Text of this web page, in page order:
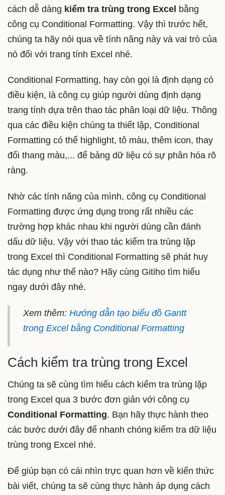
cách dễ dàng kiểm tra trùng trong Excel bằng
công cụ Conditional Formatting. Vậy thì trước hết,
chúng ta hãy nói qua về tính năng này và vai trò của
nó đối với trang tính Excel nhé.
Conditional Formatting, hay còn gọi là định dạng có
điều kiện, là công cụ giúp người dùng định dạng
trang tính dựa trên thao tác phân loại dữ liệu. Thông
qua các điều kiện chúng ta thiết lập, Conditional
Formatting có thể highlight, tô màu, thêm icon, thay
đổi thang màu,... để bảng dữ liệu có sự phân hóa rõ
ràng.
Nhờ các tính năng của mình, công cụ Conditional
Formatting được ứng dụng trong rất nhiều các
trường hợp khác nhau khi người dùng cần đánh
dấu dữ liệu. Vậy với thao tác kiểm tra trùng lặp
trong Excel thì Conditional Formatting sẽ phát huy
tác dụng như thế nào? Hãy cùng Gitiho tìm hiểu
ngay dưới đây nhé.
Xem thêm: Hướng dẫn tạo biểu đồ Gantt
trong Excel bằng Conditional Formatting
Cách kiểm tra trùng trong Excel
Chúng ta sẽ cùng tìm hiểu cách kiểm tra trùng lặp
trong Excel qua 3 bước đơn giản với công cụ
Conditional Formatting. Bạn hãy thực hành theo
các bước dưới đây để nhanh chóng kiểm tra dữ liệu
trùng trong Excel nhé.
Để giúp bạn có cái nhìn trực quan hơn về kiến thức
bài viết, chúng ta sẽ cùng thực hành áp dụng cách